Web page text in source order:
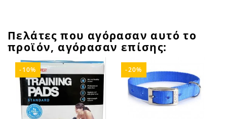
Πελάτες που αγόρασαν αυτό το
προϊόν, αγόρασαν επίσης:
-10% -20%